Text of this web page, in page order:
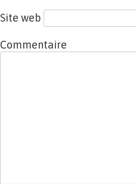
Site web
Commentaire